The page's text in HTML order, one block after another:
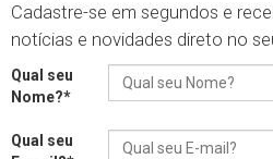
Mackenzie
semestre de 2026
04.08.2026
Cadastre-se em segundos e
notícias e novidades direto no
Qual seu
Nome?*
Qual seu